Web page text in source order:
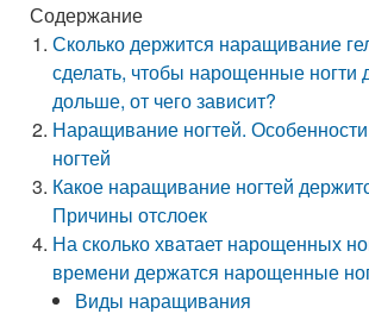
Содержание
Сколько держится наращивание
сделать, чтобы нарощенные ногти
дольше, от чего зависит?
Наращивание ногтей.
ногтей
Какое наращивание ногтей
Причины отслоек
На сколько хватает нарощенных
времени держатся нарощенные
Виды наращивания